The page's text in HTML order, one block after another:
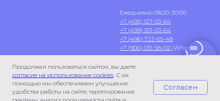
Продолжая пользоваться сайтом, вы даете
согласие на использование cookies. С их
помощью мы обеспечиваем улучшение
удобства работы на сайте, таргетирование
Согласен
Ежедневно 08:00-20:00
+7 (495) 127-03-64
+7 (499) 551-03-64
+7 (496) 723-65-48
+7 (906) 031-58-02 (WhatsApp)